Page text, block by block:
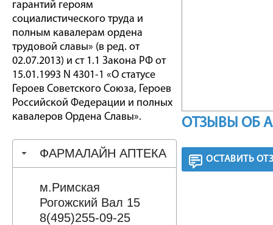
гарантий героям
социалистического труда и
полным кавалерам ордена
трудовой славы» (в ред. от
02.07.2013) и ст 1.1 Закона РФ от
15.01.1993 N 4301-1 «О статусе
Героев Советского Союза, Героев
Российской Федерации и полных
кавалеров Ордена Славы».
ФАРМАЛАЙН АПТЕКА
м.Римская
Рогожский Вал 15
8(495)255-09-25
ОТЗЫВЫ ОБ
ОСТАВИТЬ